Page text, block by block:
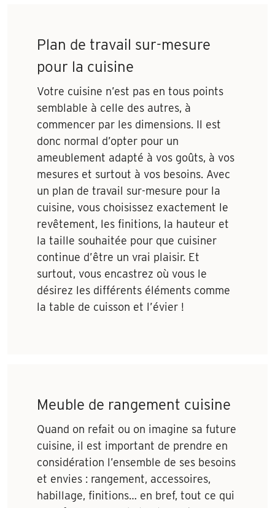
Plan de travail sur-mesure
pour la cuisine
Votre cuisine n’est pas en tous points
semblable à celle des autres, à
commencer par les dimensions. Il est
donc normal d’opter pour un
ameublement adapté à vos goûts, à vos
mesures et surtout à vos besoins. Avec
un plan de travail sur-mesure pour la
cuisine, vous choisissez exactement le
revêtement, les finitions, la hauteur et
la taille souhaitée pour que cuisiner
continue d’être un vrai plaisir. Et
surtout, vous encastrez où vous le
désirez les différents éléments comme
la table de cuisson et l’évier !
Meuble de rangement cuisine
Quand on refait ou on imagine sa future
cuisine, il est important de prendre en
considération l’ensemble de ses besoins
et envies : rangement, accessoires,
habillage, finitions… en bref, tout ce qui